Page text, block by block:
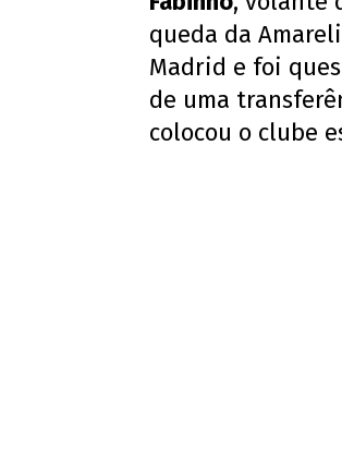
queda da
Madrid e foi
de uma
colocou o clube